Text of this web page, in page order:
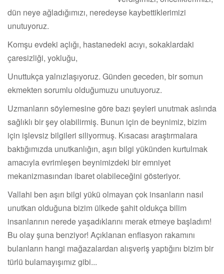
dün neye ağladığımızı, neredeyse kaybettiklerimizi
unutuyoruz.
Komşu evdeki açlığı, hastanedeki acıyı, sokaklardaki
çaresizliği, yokluğu,
Unuttukça yalnızlaşıyoruz. Günden geceden, bir somun
ekmekten sorumlu olduğumuzu unutuyoruz.
Uzmanların söylemesine göre bazı şeyleri unutmak aslında
sağlıklı bir şey olabilirmiş. Bunun için de beynimiz, bizim
için işlevsiz bilgileri siliyormuş. Kısacası araştırmalara
baktığımızda unutkanlığın, aşırı bilgi yükünden kurtulmak
amacıyla evrimleşen beynimizdeki bir emniyet
mekanizmasından ibaret olabileceğini gösteriyor.
Vallahi ben aşırı bilgi yükü olmayan çok insanların nasıl
unutkan olduğuna bizim ülkede şahit oldukça bilim
insanlarının nerede yaşadıklarını merak etmeye başladım!
Bu olay şuna benziyor! Açıklanan enflasyon rakamını
bulanların hangi mağazalardan alışveriş yaptığını bizim bir
türlü bulamayışımız gibi...